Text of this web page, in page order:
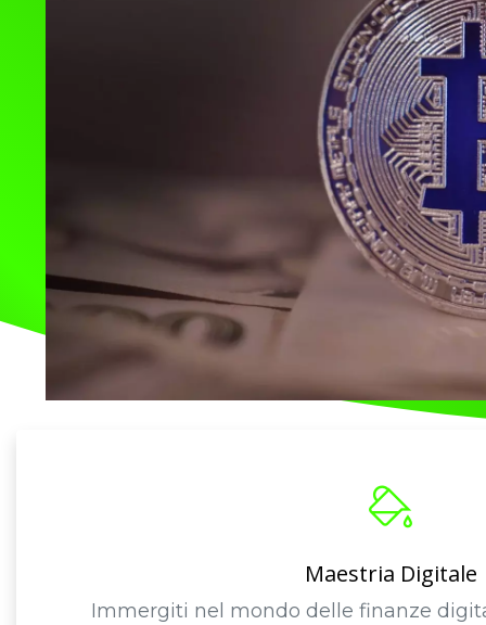
Maestria Digitale
Immergiti nel mondo delle finanze